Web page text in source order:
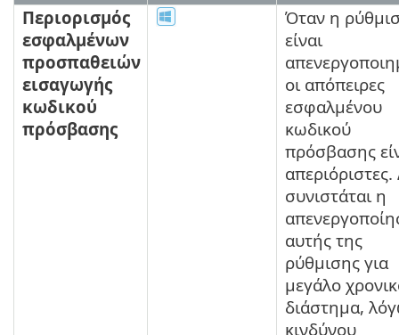
Περιορισμός
εσφαλμένων
προσπαθειών
εισαγωγής
κωδικού
πρόσβασης
Όταν η
είναι
οι απόπειρες
εσφαλμένου
κωδικού
πρόσβασης
απεριόριστες.
συνιστάται η
αυτής της
ρύθμισης για
μεγάλο
διάστημα,
κινδύνου